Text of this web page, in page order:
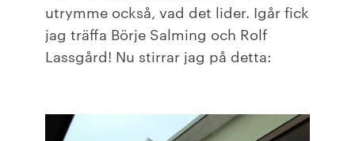
utrymme också, vad det lider. Igår fick
jag träffa Börje Salming och Rolf
Lassgård! Nu stirrar jag på detta: